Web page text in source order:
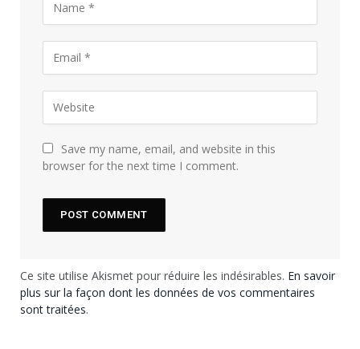
Save my name, email, and website in this
browser for the next time I comment.
Ce site utilise Akismet pour réduire les indésirables. En savoir
plus sur la façon dont les données de vos commentaires
sont traitées.